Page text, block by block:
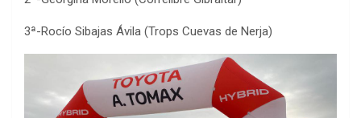
3ª-Rocío Sibajas Ávila (Trops Cuevas de Nerja)